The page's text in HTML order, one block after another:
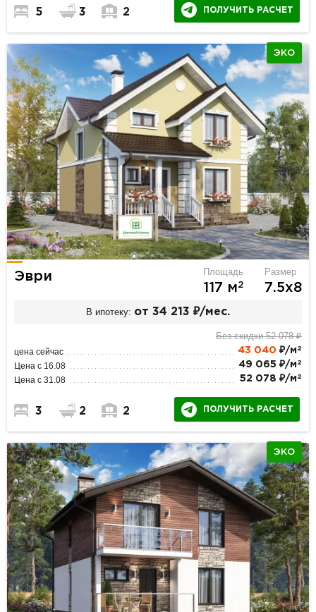
5 3 2 ПОЛУЧИТЬ РАСЧЕТ
ЭКО
Эври Площадь
117 м2
Размер
7.5х8
В ипотеку: от 34 213 ₽/мес.
Без скидки 52 078 ₽
цена сейчас 43 040 ₽/м 2
Цена с 16.08 49 065 ₽/м 2
Цена с 31.08 52 078 ₽/м 2
3 2 2 ПОЛУЧИТЬ РАСЧЕТ
ЭКО